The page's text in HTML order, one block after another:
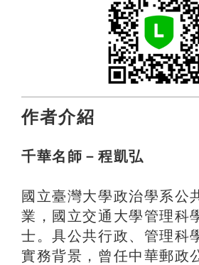
作者介紹
千華名師－程凱弘
國立臺灣大學政治學系公
業，國立交通大學管理科
士。具公共行政、管理科
實務背景，曾任中華郵政